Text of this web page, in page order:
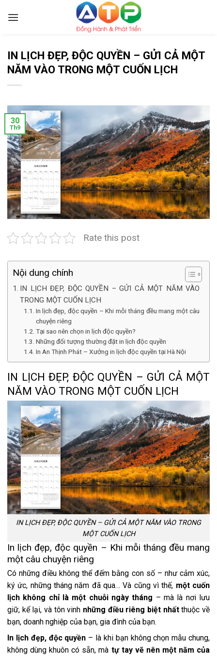
IN LỊCH ĐẸP, ĐỘC QUYỀN – GỬI CẢ MỘT
NĂM VÀO TRONG MỘT CUỐN LỊCH
30
Th9
Rate this post
Nội dung chính
IN LỊCH ĐẸP, ĐỘC QUYỀN – GỬI CẢ MỘT NĂM VÀO
TRONG MỘT CUỐN LỊCH
In lịch đẹp, độc quyền – Khi mỗi tháng đều mang một câu
chuyện riêng
Tại sao nên chọn in lịch độc quyền?
Những đối tượng thường đặt in lịch độc quyền
In An Thịnh Phát – Xưởng in lịch độc quyền tại Hà Nội
IN LỊCH ĐẸP, ĐỘC QUYỀN – GỬI CẢ MỘT
NĂM VÀO TRONG MỘT CUỐN LỊCH
IN LỊCH ĐẸP, ĐỘC QUYỀN – GỬI CẢ MỘT NĂM VÀO TRONG
MỘT CUỐN LỊCH
In lịch đẹp, độc quyền – Khi mỗi tháng đều mang
một câu chuyện riêng
Có những điều không thể đếm bằng con số – như cảm xúc,
ký ức, những tháng năm đã qua… Và cũng vì thế, một cuốn
lịch không chỉ là một chuỗi ngày tháng – mà là nơi lưu
giữ, kể lại, và tôn vinh những điều riêng biệt nhấtthuộc về
bạn, doanh nghiệp của bạn, gia đình của bạn.
In lịch đẹp, độc quyền – là khi bạn không chọn mẫu chung,
không dùng khuôn có sẵn, mà tự tay vẽ nên một năm của